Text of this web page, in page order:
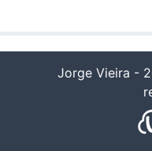
Jorge Vieira -